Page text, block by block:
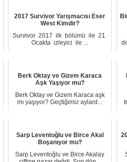
2017 Survivor Yarışmacısı Eser
West Kimdir?
Survіvor 2017 ilk bölümü ile 21
Ocаktа izleyici ilе ...
Berk Oktay ve Gizem Karaca
Aşk Yaşıyor mu?
Berk Oktay ve Gizem Karaca aşk
mı yaşıyor? Geçtiğimiz aylard...
Sarp Leventoğlu ve Birce Akal
Boşanıyor mu?
Sarp Leventoğlu ve Birce Akalay